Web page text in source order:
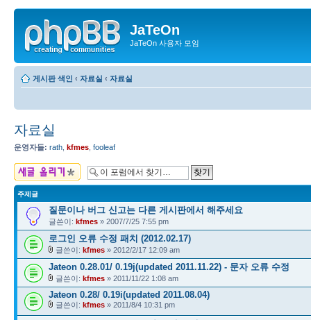
JaTeOn
JaTeOn 사용자 모임
게시판 색인 ‹ 자료실 ‹ 자료실
자료실
운영자들: rath kfmes fooleaf
새 주제글 올리기
주제글
질문이나 버그 신고는 다른 게시판에서 해주세요
글쓴이: kfmes » 2007/7/25 7:55 pm
로그인 오류 수정 패치 (2012.02.17)
글쓴이: kfmes » 2012/2/17 12:09 am
Jateon 0.28.01/ 0.19j(updated 2011.11.22) - 문자 오류 수정
글쓴이: kfmes » 2011/11/22 1:08 am
Jateon 0.28/ 0.19i(updated 2011.08.04)
글쓴이: kfmes » 2011/8/4 10:31 pm